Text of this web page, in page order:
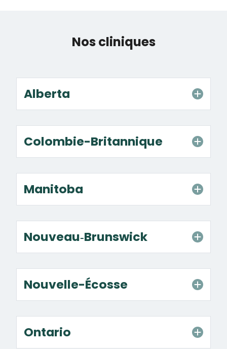
Nos cliniques
Alberta
Colombie-Britannique
Manitoba
Nouveau‑Brunswick
Nouvelle-Écosse
Ontario